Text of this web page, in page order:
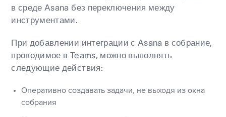
в среде Asana без переключения между
инструментами.
При добавлении интеграции с Asana в собрание,
проводимое в Teams, можно выполнять
следующие действия:
Оперативно создавать задачи, не выходя из окна
собрания